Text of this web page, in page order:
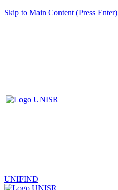
Skip to Main Content (Press Enter)
UNIFIND